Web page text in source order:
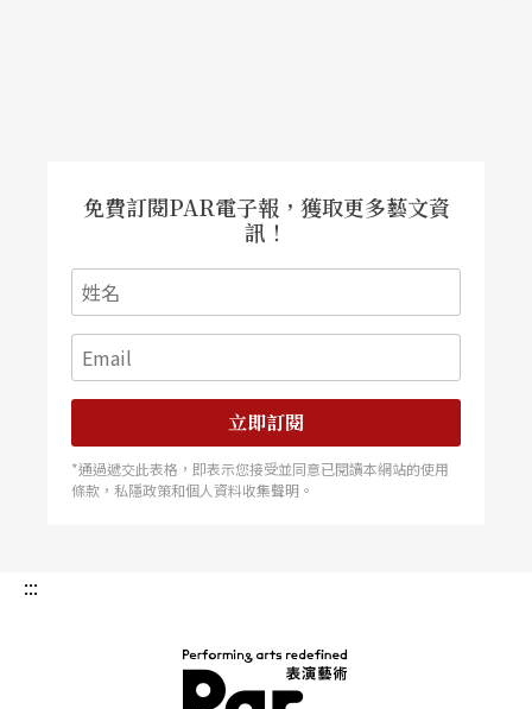
於李雲迪的方式。
在藝術中，並沒有絕對的對與錯，我們現代人對於
錯音錙銖必較，奉速度與精準爲圭臬，然十九世紀
許許多多的大音樂家卻並不著眼於這樣的「小問
題」，此肇因於個體對環境事務與內在心性的感知
與經驗的差異。試想，生活在十九世紀法國的蕭
邦，在其個人的經驗中，何者爲快？何者爲慢？他
九世紀的作品，要如何適切地傳達一百多年前這位
獨特的音樂家，藉由有限的符號記錄下的智慧結
晶？在當晚的音樂會中、在平日的練習裡，這都是
免費訂閱PAR電子報，獲取更多藝文資
訊！
立即訂閱
*通過遞交此表格，即表示您接受並同意已閱讀本網站的使用
條款，私隱政策和個人資料收集聲明。
:::